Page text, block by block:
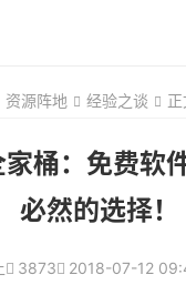
资源阵地 经验之谈
桶：免费软
必然的选择！
3873 2018-07-12